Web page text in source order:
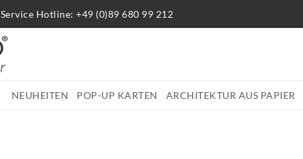
Service Hotline: +49 (0)89 680 99 212
NEUHEITEN POP-UP KARTEN ARCHITEKTUR AUS PAPIER